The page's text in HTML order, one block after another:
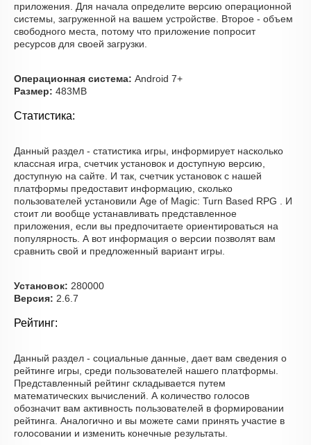
приложения. Для начала определите версию операционной
системы, загруженной на вашем устройстве. Второе - объем
свободного места, потому что приложение попросит
ресурсов для своей загрузки.
Операционная система: Android 7+
Размер: 483MB
Статистика:
Данный раздел - статистика игры, информирует насколько
классная игра, счетчик установок и доступную версию,
доступную на сайте. И так, счетчик установок с нашей
платформы предоставит информацию, сколько
пользователей установили Age of Magic: Turn Based RPG . И
стоит ли вообще устанавливать представленное
приложения, если вы предпочитаете ориентироваться на
популярность. А вот информация о версии позволят вам
сравнить свой и предложенный вариант игры.
Установок: 280000
Версия: 2.6.7
Рейтинг:
Данный раздел - социальные данные, дает вам сведения о
рейтинге игры, среди пользователей нашего платформы.
Представленный рейтинг складывается путем
математических вычислений. А количество голосов
обозначит вам активность пользователей в формировании
рейтинга. Аналогично и вы можете сами принять участие в
голосовании и изменить конечные результаты.